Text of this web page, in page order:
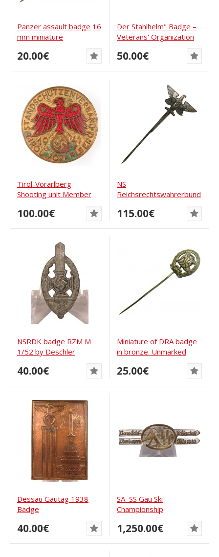
Panzer assault badge 16
mm miniature
20.00€
Der Stahlhelm" Badge –
Veterans' Organization
50.00€
Tirol-Vorarlberg
Shooting unit Member
100.00€
NS
Reichsrechtswahrerbund
Kienast
115.00€
NSRDK badge RZM M
1/52 by Deschler
40.00€
Miniature of DRA badge
in bronze. Unmarked
25.00€
Dessau Gautag 1938
Badge
40.00€
SA–SS Gau Ski
Championship
Oberbayern Tölz 1933
1,250.00€